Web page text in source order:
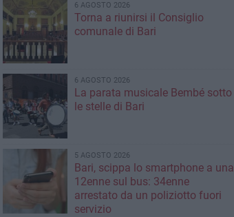
6 AGOSTO 2026
Torna a riunirsi il Consiglio
comunale di Bari
6 AGOSTO 2026
La parata musicale Bembé sotto
le stelle di Bari
5 AGOSTO 2026
Bari, scippa lo smartphone a una
12enne sul bus: 34enne
arrestato da un poliziotto fuori
servizio